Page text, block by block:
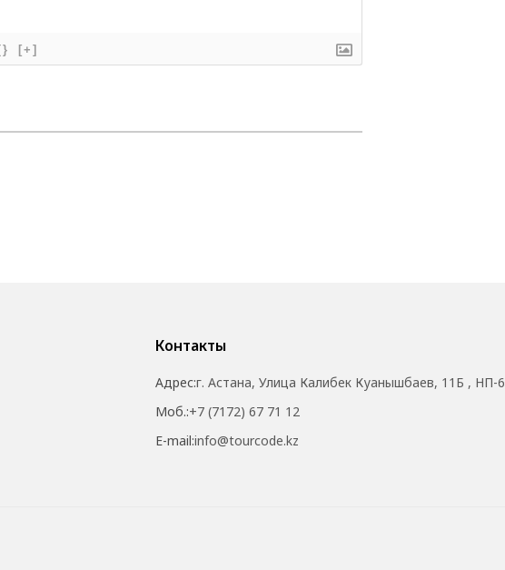
[+]
Контакты
Адрес:г. Астана, Улица Калибек Куанышбаев, 11Б , НП-6
Моб.:+7 (7172) 67 71 12
E-mail:info@tourcode.kz